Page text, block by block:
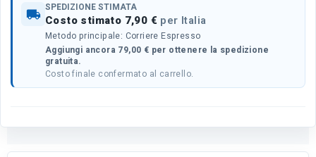
local_shipping SPEDIZIONE STIMATA
Costo stimato 7,90 € per Italia
Metodo principale: Corriere Espresso
Aggiungi ancora 79,00 € per ottenere la spedizione
gratuita.
Costo finale confermato al carrello.